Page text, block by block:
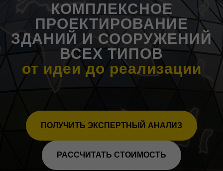
КОМПЛЕКСНОЕ
ПРОЕКТИРОВАНИЕ
ЗДАНИЙ И СООРУЖЕНИЙ
ВСЕХ ТИПОВ
от идеи до реализации
ПОЛУЧИТЬ ЭКСПЕРТНЫЙ АНАЛИЗ
РАССЧИТАТЬ СТОИМОСТЬ